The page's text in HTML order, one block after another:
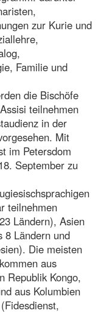
zur Kurie und
Familie und
die Bischöfe
teilnehmen
in der
Mit
im Petersdom
September zu
teilnehmen
Ländern), Asien
8 Ländern und
Die meisten
aus
Republik Kongo,
aus Kolumbien